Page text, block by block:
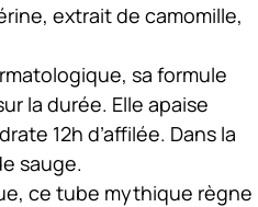
extrait de camomille,
sa formule
la durée. Elle apaise
12h d’affilée. Dans la
sauge.
ce tube mythique règne